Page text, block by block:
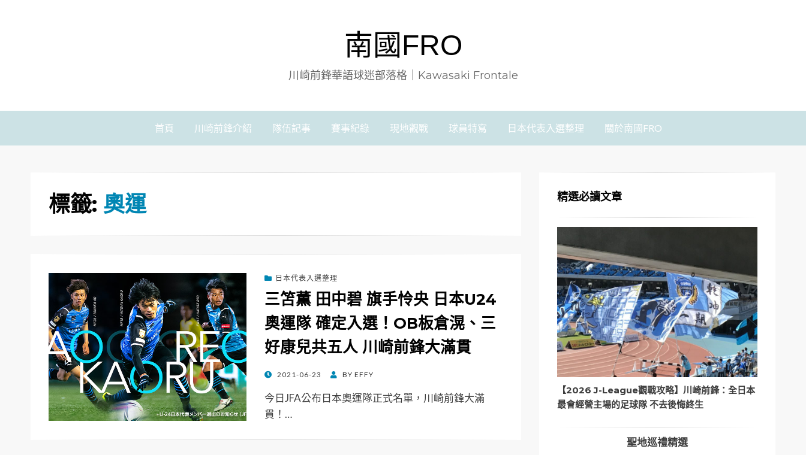
南國FRO
川崎前鋒華語球迷部落格｜Kawasaki Frontale
首頁 川崎前鋒介紹 隊伍記事 賽事紀錄 現地觀戰 球員特寫 日本代表入選整理 關於南國FRO
標籤: 奧運
日本代表入選整理
三笘薫 田中碧 旗手怜央 日本U24
奧運隊 確定入選！OB板倉滉、三
好康兒共五人 川崎前鋒大滿貫
POSTED
2021-06-23 BY EFFY
今日JFA公布日本奧運隊正式名單，川崎前鋒大滿
貫！…
精選必讀文章
【2026 J-League觀戰攻略】川崎前鋒：全日本
最會經營主場的足球隊 不去後悔終生
聖地巡禮精選